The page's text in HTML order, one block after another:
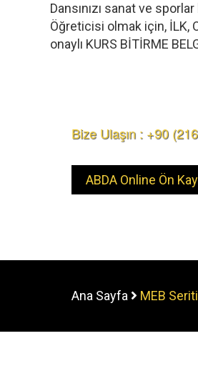
Dansınızı sanat ve
Öğreticisi olmak için, İLK,
onaylı KURS BİTİRME
Bize Ulaşın : +90
ABDA Online Ön
Ana Sayfa MEB